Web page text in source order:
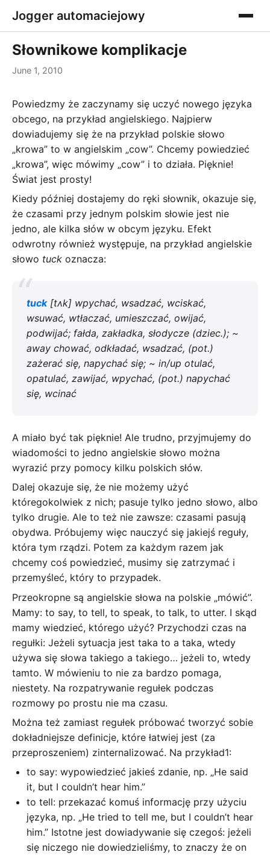
Jogger automaciejowy
Słownikowe komplikacje
June 1, 2010
Powiedzmy że zaczynamy się uczyć nowego języka
obcego, na przykład angielskiego. Najpierw
dowiadujemy się że na przykład polskie słowo
„krowa” to w angielskim „cow”. Chcemy powiedzieć
„krowa”, więc mówimy „cow” i to działa. Pięknie!
Świat jest prosty!
Kiedy później dostajemy do ręki słownik, okazuje się,
że czasami przy jednym polskim słowie jest nie
jedno, ale kilka słów w obcym języku. Efekt
odwrotny również występuje, na przykład angielskie
słowo tuck oznacza:
tuck[tʌk] wpychać, wsadzać, wciskać,
wsuwać, wtłaczać, umieszczać, owijać,
podwijać; fałda, zakładka, słodycze (dziec.); ~
away chować, odkładać, wsadzać, (pot.)
zażerać się, napychać się; ~ in/up otulać,
opatulać, zawijać, wpychać, (pot.) napychać
się, wcinać
A miało być tak pięknie! Ale trudno, przyjmujemy do
wiadomości to jedno angielskie słowo można
wyrazić przy pomocy kilku polskich słów.
Dalej okazuje się, że nie możemy użyć
któregokolwiek z nich; pasuje tylko jedno słowo, albo
tylko drugie. Ale to też nie zawsze: czasami pasują
obydwa. Próbujemy więc nauczyć się jakiejś reguły,
która tym rządzi. Potem za każdym razem jak
chcemy coś powiedzieć, musimy się zatrzymać i
przemyśleć, który to przypadek.
Przeokropne są angielskie słowa na polskie „mówić”.
Mamy: to say, to tell, to speak, to talk, to utter. I skąd
mamy wiedzieć, którego użyć? Przychodzi czas na
regułki: Jeżeli sytuacja jest taka to a taka, wtedy
używa się słowa takiego a takiego… jeżeli to, wtedy
tamto. W mówieniu to nie za bardzo pomaga,
niestety. Na rozpatrywanie regułek podczas
rozmowy po prostu nie ma czasu.
Można też zamiast regułek próbować tworzyć sobie
dokładniejsze definicje, które łatwiej jest (za
przeproszeniem) zinternalizować. Na przykład1:
to say: wypowiedzieć jakieś zdanie, np. „He said
it, but I couldn’t hear him.”
to tell: przekazać komuś informację przy użyciu
języka, np. „He tried to tell me, but I couldn’t hear
him.” Istotne jest dowiadywanie się czegoś: jeżeli
się niczego nie dowiedzieliśmy, to znaczy że on